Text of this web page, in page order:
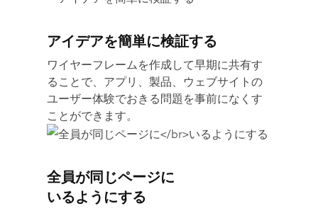
アイデアを簡単に検証する
ワイヤーフレームを作成して早期に共有す
ることで、アプリ、製品、ウェブサイトの
ユーザー体験でおきる問題を事前になくす
ことができます。
全員が同じページに
いるようにする